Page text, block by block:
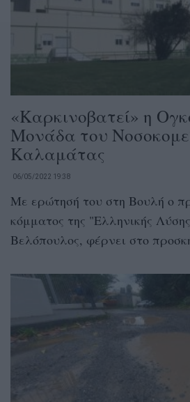
«Καρκινοβατεί» η
Μονάδα του
Καλαμάτας
06/05/2022 19:38
Με ερώτησή του στη Βουλή ο
κόμματος της "Ελληνικής
Βελόπουλος, φέρνει στο